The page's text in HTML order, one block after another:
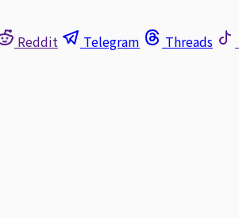
Reddit Telegram Threads